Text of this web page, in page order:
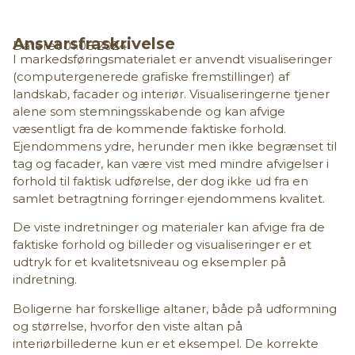
Ansvarsfraskrivelse
Dateret 01.08.2024
I markedsføringsmaterialet er anvendt visualiseringer
(computergenerede grafiske fremstillinger) af
landskab, facader og interiør. Visualiseringerne tjener
alene som stemningsskabende og kan afvige
væsentligt fra de kommende faktiske forhold.
Ejendommens ydre, herunder men ikke begrænset til
tag og facader, kan være vist med mindre afvigelser i
forhold til faktisk udførelse, der dog ikke ud fra en
samlet betragtning forringer ejendommens kvalitet.
De viste indretninger og materialer kan afvige fra de
faktiske forhold og billeder og visualiseringer er et
udtryk for et kvalitetsniveau og eksempler på
indretning.
Boligerne har forskellige altaner, både på udformning
og størrelse, hvorfor den viste altan på
interiørbillederne kun er et eksempel. De korrekte